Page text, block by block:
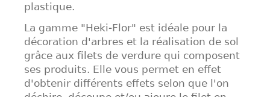
plastique.
La gamme "Heki-Flor" est idéale pour la
décoration d'arbres et la réalisation de sol
grâce aux filets de verdure qui composent
ses produits. Elle vous permet en effet
d'obtenir différents effets selon que l'on